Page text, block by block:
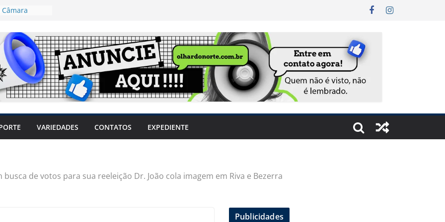
sintomas,
AVC e
riscos
Coronel
dos
mulheresVARIEDADES CONTATOS EXPEDIENTE
busca de votos para sua reeleição Dr. João cola imagem em Riva e Bezerra
Publicidades